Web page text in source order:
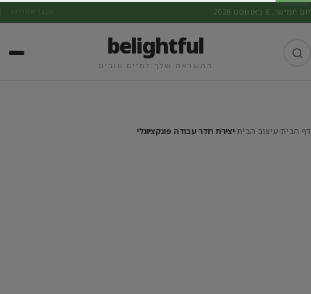
יום חמישי, 6 באוגוסט 2026 עקבו אחרינו
belightful
ההשראה שלך לחיים טובים
דף הבית עיצוב הביתיצירת חדר עבודה פונקציונלי